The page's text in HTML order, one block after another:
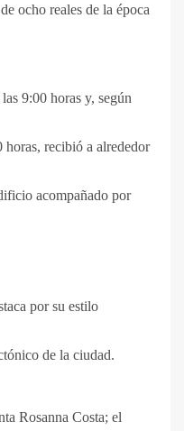
ocho reales de la época
9:00 horas y, según
horas, recibió a alrededor
acompañado por
por su estilo
de la ciudad.
Rosanna Costa; el